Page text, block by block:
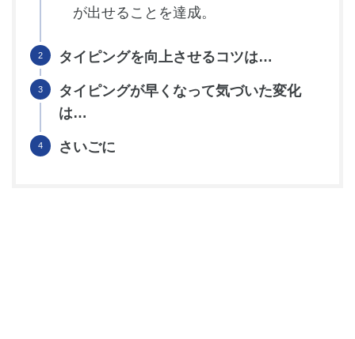
が出せることを達成。
タイピングを向上させるコツは…
タイピングが早くなって気づいた変化
は…
さいごに